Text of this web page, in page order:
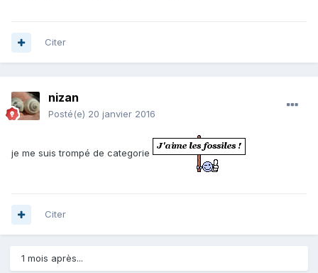
Citer
nizan
Posté(e) 20 janvier 2016
je me suis trompé de categorie
Citer
1 mois après...